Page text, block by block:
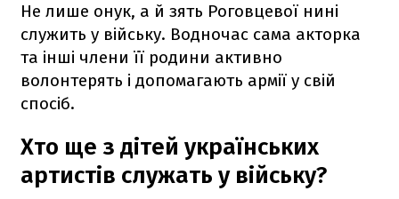
Не лише онук, а й зять Роговцевої нині
служить у війську. Водночас сама акторка
та інші члени її родини активно
волонтерять і допомагають армії у свій
спосіб.
Хто ще з дітей українських
артистів служать у війську?